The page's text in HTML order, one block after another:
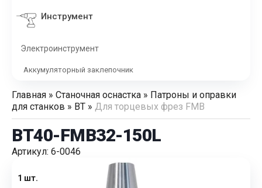
Инструмент
Электроинструмент
Аккумуляторный заклепочник
Главная » Станочная оснастка » Патроны и оправки
для станков » BT » Для торцевых фрез FMB
BT40-FMB32-150L
Артикул: 6-0046
1 шт.